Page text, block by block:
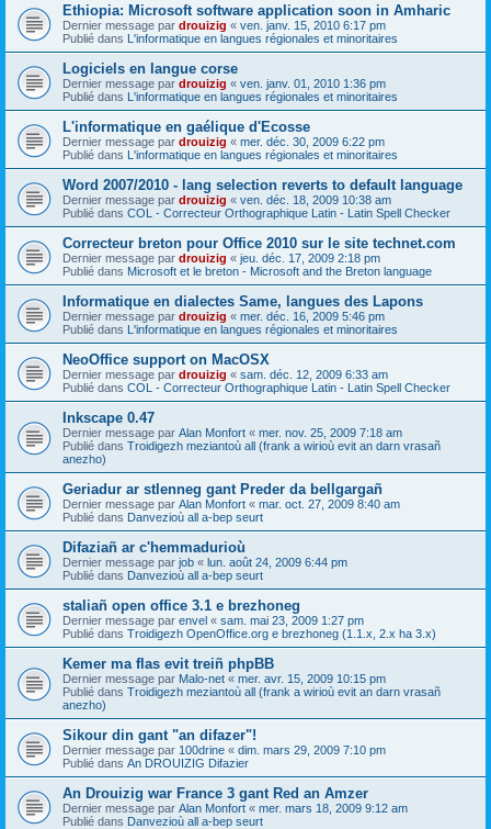
Ethiopia: Microsoft software application soon in Amharic
Dernier message par drouizig « ven. janv. 15, 2010 6:17 pm
Publié dans L'informatique en langues régionales et minoritaires
Logiciels en langue corse
Dernier message par drouizig « ven. janv. 01, 2010 1:36 pm
Publié dans L'informatique en langues régionales et minoritaires
L'informatique en gaélique d'Ecosse
Dernier message par drouizig « mer. déc. 30, 2009 6:22 pm
Publié dans L'informatique en langues régionales et minoritaires
Word 2007/2010 - lang selection reverts to default language
Dernier message par drouizig « ven. déc. 18, 2009 10:38 am
Publié dans COL - Correcteur Orthographique Latin - Latin Spell Checker
Correcteur breton pour Office 2010 sur le site technet.com
Dernier message par drouizig « jeu. déc. 17, 2009 2:18 pm
Publié dans Microsoft et le breton - Microsoft and the Breton language
Informatique en dialectes Same, langues des Lapons
Dernier message par drouizig « mer. déc. 16, 2009 5:46 pm
Publié dans L'informatique en langues régionales et minoritaires
NeoOffice support on MacOSX
Dernier message par drouizig « sam. déc. 12, 2009 6:33 am
Publié dans COL - Correcteur Orthographique Latin - Latin Spell Checker
Inkscape 0.47
Dernier message par Alan Monfort « mer. nov. 25, 2009 7:18 am
Publié dans Troidigezh meziantoù all (frank a wirioù evit an darn vrasañ
anezho)
Geriadur ar stlenneg gant Preder da bellgargañ
Dernier message par Alan Monfort « mar. oct. 27, 2009 8:40 am
Publié dans Danvezioù all a-bep seurt
Difaziañ ar c'hemmadurioù
Dernier message par job « lun. août 24, 2009 6:44 pm
Publié dans Danvezioù all a-bep seurt
staliañ open office 3.1 e brezhoneg
Dernier message par envel « sam. mai 23, 2009 1:27 pm
Publié dans Troidigezh OpenOffice.org e brezhoneg (1.1.x, 2.x ha 3.x)
Kemer ma flas evit treiñ phpBB
Dernier message par Malo-net « mer. avr. 15, 2009 10:15 pm
Publié dans Troidigezh meziantoù all (frank a wirioù evit an darn vrasañ
anezho)
Sikour din gant "an difazer"!
Dernier message par 100drine « dim. mars 29, 2009 7:10 pm
Publié dans An DROUIZIG Difazier
An Drouizig war France 3 gant Red an Amzer
Dernier message par Alan Monfort « mer. mars 18, 2009 9:12 am
Publié dans Danvezioù all a-bep seurt